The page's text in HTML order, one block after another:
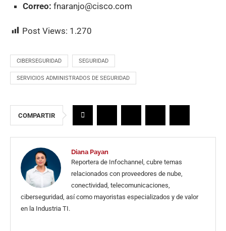
Correo: fnaranjo@cisco.com
Post Views: 1.270
CIBERSEGURIDAD SEGURIDAD
SERVICIOS ADMINISTRADOS DE SEGURIDAD
COMPARTIR
Diana Payan
Reportera de Infochannel, cubre temas
relacionados con proveedores de nube,
conectividad, telecomunicaciones,
ciberseguridad, así como mayoristas especializados y de valor
en la Industria TI.